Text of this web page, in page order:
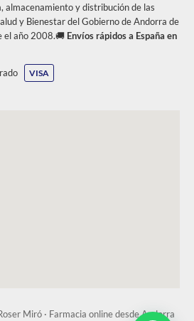
almacenamiento y distribución de las
y Bienestar del Gobierno de Andorra de
el año 2008.🚚 Envíos rápidos a España en
VISA
Miró · Farmacia online desde Andorra